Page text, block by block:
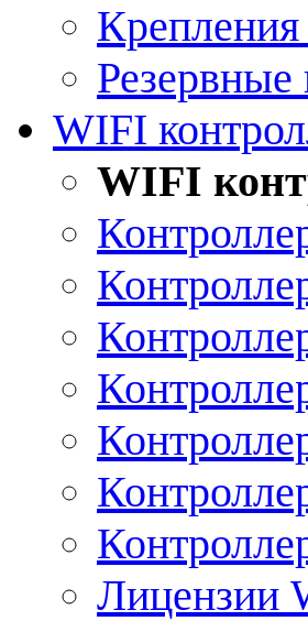
Резервные
WIFI
WIFI
Лицензии